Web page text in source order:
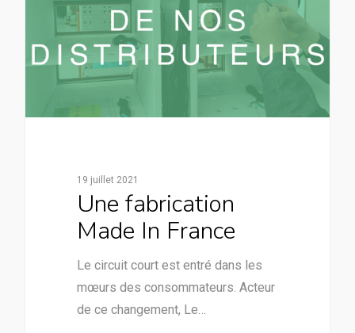
19 juillet 2021
Une fabrication
Made In France
Le circuit court est entré dans les
mœurs des consommateurs. Acteur
de ce changement, Le…